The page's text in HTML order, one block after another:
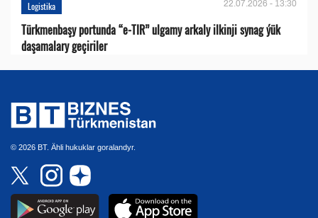
Logistika 22.07.2026 - 13:30
Türkmenbaşy portunda “e-TIR” ulgamy arkaly ilkinji synag ýük
daşamalary geçiriler
© 2026 BT. Ähli hukuklar goralandyr.